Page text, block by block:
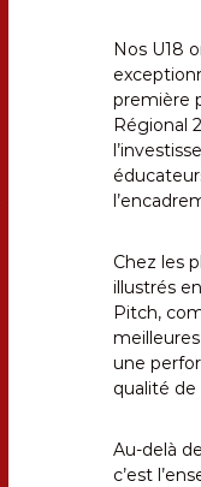
Nos U18
première
Régional
Chez les
illustrés
Pitch,
une
qualité
Au-delà
c’est